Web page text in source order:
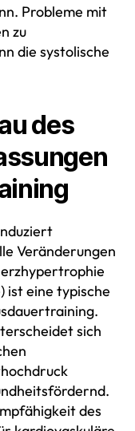
Probleme mit
zu
die systolische
des
Veränderungen
ist eine typische
sich
des